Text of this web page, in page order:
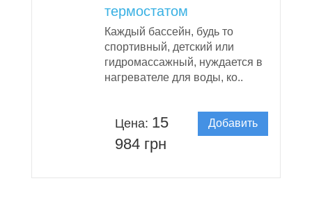
термостатом
Каждый бассейн, будь то
спортивный, детский или
гидромассажный, нуждается в
нагревателе для воды, ко..
Цена: 15
984 грн
Добавить
в корзину